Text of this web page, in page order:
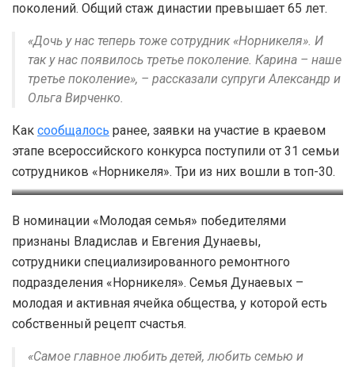
поколений. Общий стаж династии превышает 65 лет.
«Дочь у нас теперь тоже сотрудник «Норникеля». И
так у нас появилось третье поколение. Карина – наше
третье поколение», – рассказали супруги Александр и
Ольга Вирченко.
Как сообщалось ранее, заявки на участие в краевом
этапе всероссийского конкурса поступили от 31 семьи
сотрудников «Норникеля». Три из них вошли в топ-30.
Семья Дунаевых
В номинации «Молодая семья» победителями
признаны Владислав и Евгения Дунаевы,
сотрудники специализированного ремонтного
подразделения «Норникеля». Семья Дунаевых –
молодая и активная ячейка общества, у которой есть
собственный рецепт счастья.
«Самое главное любить детей, любить семью и